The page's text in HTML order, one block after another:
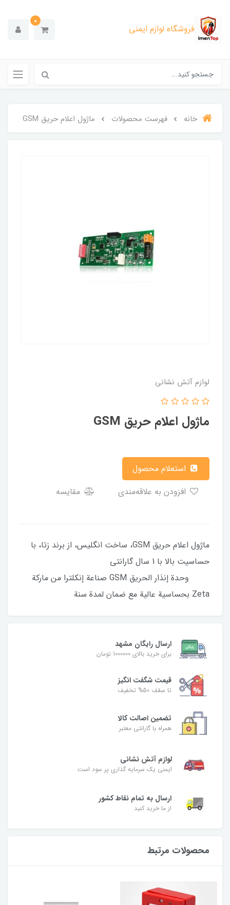
فروشگاه لوازم ایمنی
0
خانه فهرست محصولات ماژول اعلام حریق GSM
لوازم آتش نشانی
ماژول اعلام حریق GSM
مقایسه
ماژول اعلام حریق GSM، ساخت انگلیس، از برند زتا، با
حساسیت بالا با 1 سال گارانتی
وحدة إنذار الحريق GSM صناعة إنكلترا من ماركة
Zeta بحساسية عالية مع ضمان لمدة سنة
ارسال رایگان مشهد
برای خرید بالای 1000000 تومان
قیمت شگفت‌ انگیز
تا سقف 50% تخفیف
تضمین اصالت کالا
همراه با گارانتی معتبر
لوازم آتش نشانی
ایمنی یک سرمایه گذاری پر سود است
ارسال به تمام نقاط کشور
از ما خرید کنید
محصولات مرتبط